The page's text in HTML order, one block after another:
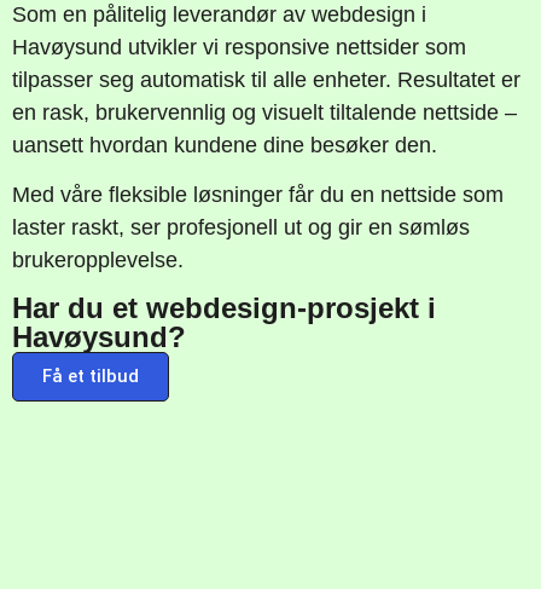
Som en pålitelig leverandør av webdesign i
Havøysund utvikler vi responsive nettsider som
tilpasser seg automatisk til alle enheter. Resultatet er
en rask, brukervennlig og visuelt tiltalende nettside –
uansett hvordan kundene dine besøker den.
Med våre fleksible løsninger får du en nettside som
laster raskt, ser profesjonell ut og gir en sømløs
brukeropplevelse.
Har du et webdesign-prosjekt i
Havøysund?
Få et tilbud